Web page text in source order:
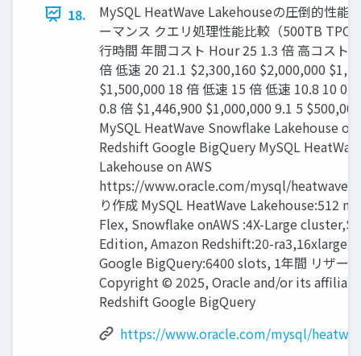
18.
MySQL HeatWave Lakehouseの圧倒的性能
ーマンス クエリ処理性能比較（500TB TPC-
行時間 年間コスト Hour 25 1.3 倍 高コスト
倍 低速 20 21.1 $2,300,160 $2,000,000
$1,500,000 18 倍 低速 15 倍 低速 10.8 10
0.8 倍 $1,446,900 $1,000,000 9.1 5
MySQL HeatWave Snowflake Lakehouse on
Redshift Google BigQuery MySQL
Lakehouse on AWS
https://www.oracle.com/mysql/heatwave/
り作成 MySQL HeatWave Lakehouse:512
Flex, Snowflake onAWS :4X-Large
Edition, Amazon Redshift:20-ra3,16xlarge,
Google BigQuery:6400 slots, 1年間 リザー
Copyright © 2025, Oracle and/or its
Redshift Google BigQuery
https://www.oracle.com/mysql/